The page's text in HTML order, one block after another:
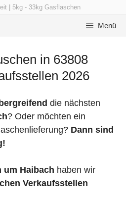
| 5kg - 33kg Gasflaschen
Menü
in 63808
2026
die nächsten
? Oder möchten ein
Dann sind
um Haibach haben wir
Verkaufsstellen